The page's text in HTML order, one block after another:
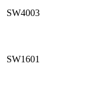
SW4003
SW1601